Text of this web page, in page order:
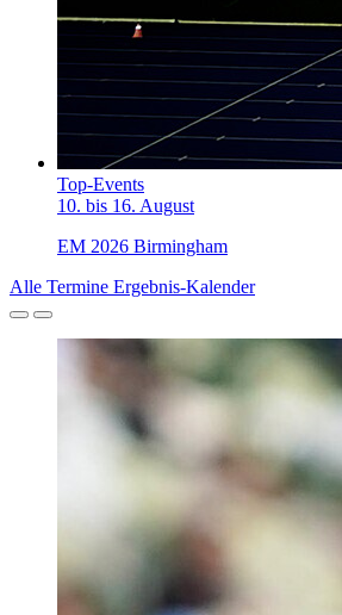
Top-Events
10. bis 16. August
EM 2026 Birmingham
Alle Termine Ergebnis-Kalender